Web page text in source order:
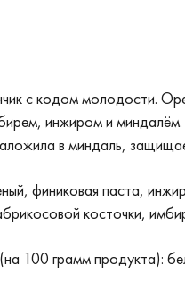
с кодом молодости.
инжиром и
в миндаль,
финиковая паста,
косточки,
100 грамм продукта):